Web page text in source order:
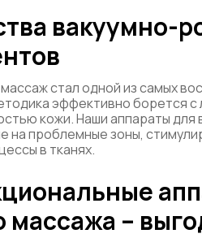
вакуумно-
стал одной из самых
эффективно борется
кожи. Наши аппараты
на проблемные зоны,
в тканях.
массажа –